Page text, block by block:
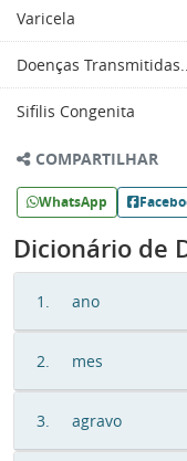
Varicela
Doenças Transmitidas...
Sifilis Congenita
COMPARTILHAR
WhatsApp
Dicionário de
1. ano
2. mes
3. agravo